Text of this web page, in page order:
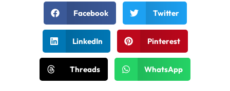
Facebook Twitter
LinkedIn Pinterest
Threads WhatsApp